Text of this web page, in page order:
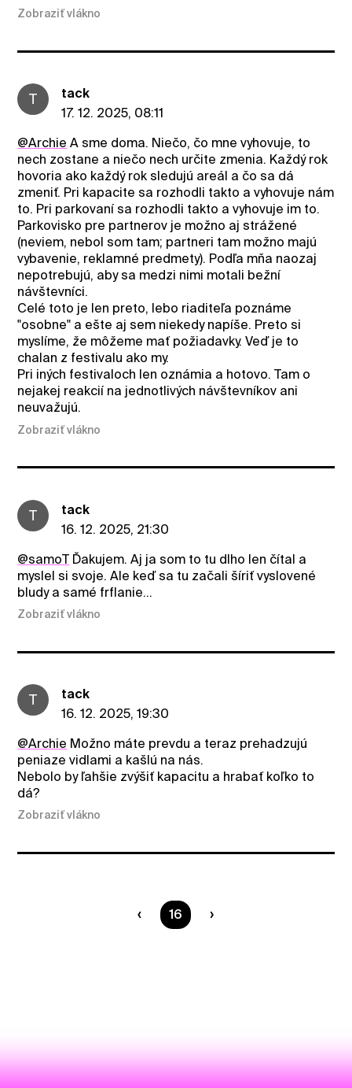
Zobraziť vlákno
T
tack
17. 12. 2025, 08:11
@Archie A sme doma. Niečo, čo mne vyhovuje, to
nech zostane a niečo nech určite zmenia. Každý rok
hovoria ako každý rok sledujú areál a čo sa dá
zmeniť. Pri kapacite sa rozhodli takto a vyhovuje nám
to. Pri parkovaní sa rozhodli takto a vyhovuje im to.
Parkovisko pre partnerov je možno aj strážené
(neviem, nebol som tam; partneri tam možno majú
vybavenie, reklamné predmety). Podľa mňa naozaj
nepotrebujú, aby sa medzi nimi motali bežní
návštevníci.
Celé toto je len preto, lebo riaditeľa poznáme
"osobne" a ešte aj sem niekedy napíše. Preto si
myslíme, že môžeme mať požiadavky. Veď je to
chalan z festivalu ako my.
Pri iných festivaloch len oznámia a hotovo. Tam o
nejakej reakcií na jednotlivých návštevníkov ani
neuvažujú.
Zobraziť vlákno
T
tack
16. 12. 2025, 21:30
@samoT Ďakujem. Aj ja som to tu dlho len čítal a
myslel si svoje. Ale keď sa tu začali šíriť vyslovené
bludy a samé frflanie...
Zobraziť vlákno
T
tack
16. 12. 2025, 19:30
@Archie Možno máte prevdu a teraz prehadzujú
peniaze vidlami a kašlú na nás.
Nebolo by ľahšie zvýšiť kapacitu a hrabať koľko to
dá?
Zobraziť vlákno
Ste na strane
16